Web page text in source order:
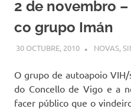
2 de novembro
co grupo Imán
30 OCTUBRE, 2010 NOVAS,
O grupo de autoapoio
do Concello de Vigo e a
facer público que o